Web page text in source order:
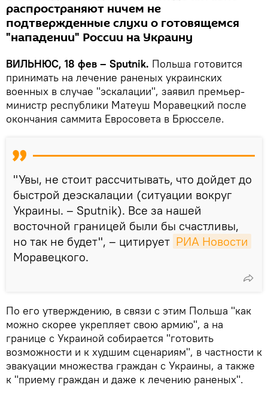
распространяют ничем не
подтвержденные слухи о готовящемся
"нападении" России на Украину
ВИЛЬНЮС, 18 фев – Sputnik. Польша готовится
принимать на лечение раненых украинских
военных в случае "эскалации", заявил премьер-
министр республики Матеуш Моравецкий после
окончания саммита Евросовета в Брюсселе.
"Увы, не стоит рассчитывать, что дойдет до
быстрой деэскалации (ситуации вокруг
Украины. – Sputnik). Все за нашей
восточной границей были бы счастливы,
но так не будет", – цитирует РИА Новости
Моравецкого.
По его утверждению, в связи с этим Польша "как
можно скорее укрепляет свою армию", а на
границе с Украиной собирается "готовить
возможности и к худшим сценариям", в частности к
эвакуации множества граждан с Украины, а также
к "приему граждан и даже к лечению раненых".